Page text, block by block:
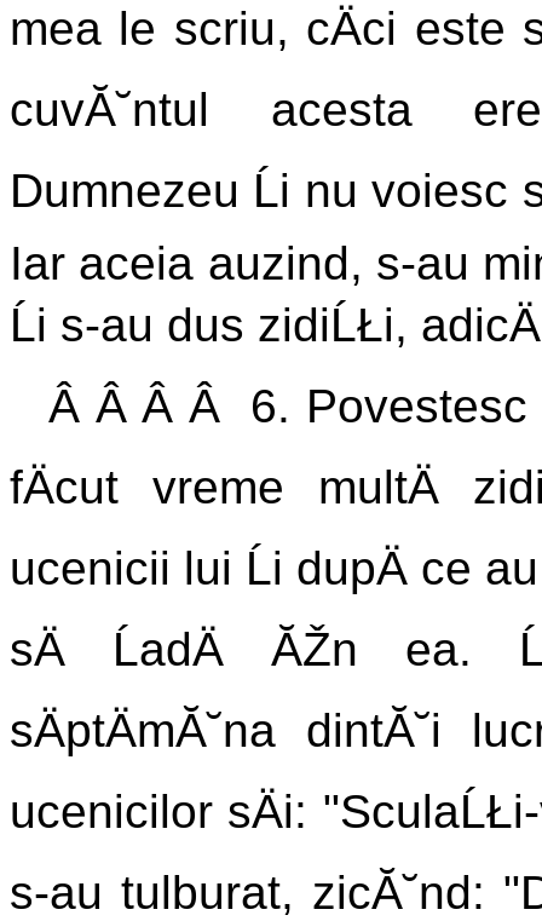
mea le scriu, cÄci
cuvĂ˘ntul acesta
Dumnezeu Ĺi nu voiesc
Iar aceia auzind, s-au
Ĺi s-au dus zidiĹŁi,
Â Â Â Â 6. Povestesc
fÄcut vreme multÄ
ucenicii lui Ĺi dupÄ ce
sÄ ĹadÄ ĂŽn ea.
sÄptÄmĂ˘na dintĂ˘i
ucenicilor sÄi:
s-au tulburat, zicĂ˘nd: